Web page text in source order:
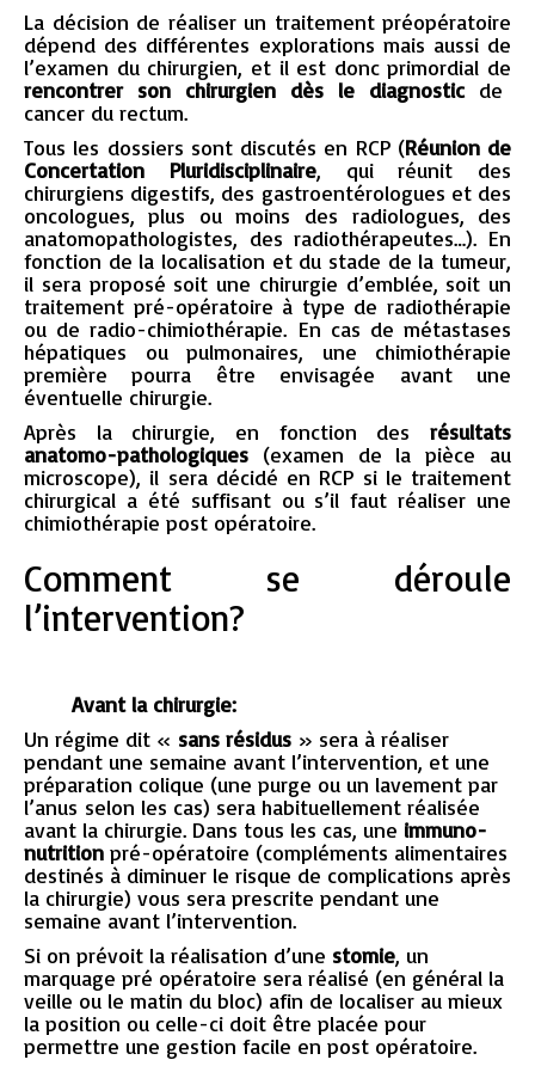
La décision de réaliser un traitement préopératoire
dépend des différentes explorations mais aussi de
l’examen du chirurgien, et il est donc primordial de
rencontrer son chirurgien dès le diagnosticde
cancer du rectum.
Tous les dossiers sont discutés en RCP (Réunion de
Concertation Pluridisciplinaire, qui réunit des
chirurgiens digestifs, des gastroentérologues et des
oncologues, plus ou moins des radiologues, des
anatomopathologistes, des radiothérapeutes…). En
fonction de la localisation et du stade de la tumeur,
il sera proposé soit une chirurgie d’emblée, soit un
traitement pré-opératoire à type de radiothérapie
ou de radio-chimiothérapie. En cas de métastases
hépatiques ou pulmonaires, une chimiothérapie
première pourra être envisagée avant une
éventuelle chirurgie.
Après la chirurgie, en fonction des résultats
anatomo-pathologiques (examen de la pièce au
microscope), il sera décidé en RCP si le traitement
chirurgical a été suffisant ou s’il faut réaliser une
chimiothérapie post opératoire.
Comment se déroule
l’intervention?
Avant la chirurgie:
Un régime dit « sans résidus » sera à réaliser
pendant une semaine avant l’intervention, et une
préparation colique (une purge ou un lavement par
l’anus selon les cas) sera habituellement réalisée
avant la chirurgie. Dans tous les cas, une immuno-
nutrition pré-opératoire (compléments alimentaires
destinés à diminuer le risque de complications après
la chirurgie) vous sera prescrite pendant une
semaine avant l’intervention.
Si on prévoit la réalisation d’une stomie, un
marquage pré opératoire sera réalisé (en général la
veille ou le matin du bloc) afin de localiser au mieux
la position ou celle-ci doit être placée pour
permettre une gestion facile en post opératoire.